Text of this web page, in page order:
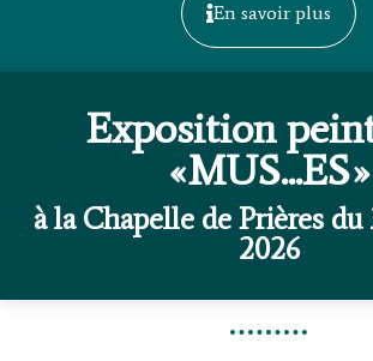
En savoir plus
Exposition
«MUS...ES»
à la Chapelle de Prières du
2026